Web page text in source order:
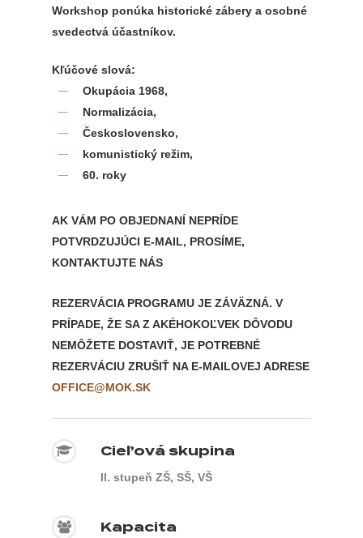
Workshop ponúka historické zábery a osobné
svedectvá účastníkov.
Kľúčové slová:
Okupácia 1968,
Normalizácia,
Československo,
komunistický režim,
60. roky
AK VÁM PO OBJEDNANÍ NEPRÍDE
POTVRDZUJÚCI E-MAIL, PROSÍME,
KONTAKTUJTE NÁS
REZERVÁCIA PROGRAMU JE ZÁVÄZNÁ. V
PRÍPADE, ŽE SA Z AKÉHOKOĽVEK DÔVODU
NEMÔŽETE DOSTAVIŤ, JE POTREBNÉ
REZERVÁCIU ZRUŠIŤ NA E-MAILOVEJ ADRESE
OFFICE@MOK.SK
Cieľová skupina
II. stupeň ZŠ, SŠ, VŠ
Kapacita